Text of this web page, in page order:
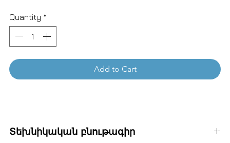
Quantity *
Add to Cart
Տեխնիկական բնութագիր